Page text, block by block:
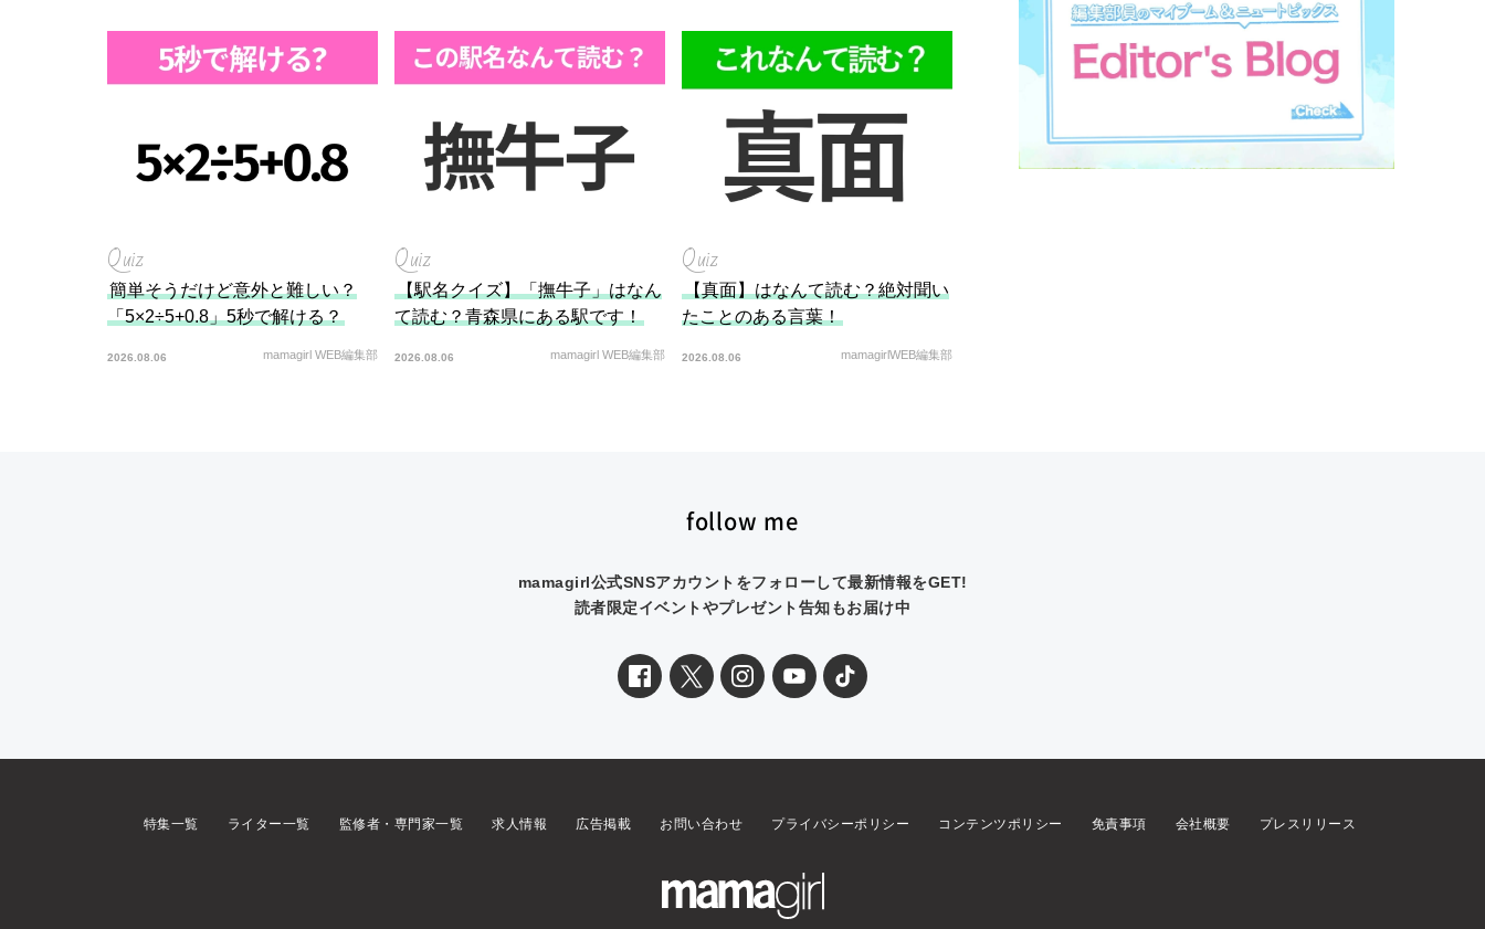
Quiz
簡単そうだけど意外と難しい？
「5×2÷5+0.8」5秒で解ける？
2026.08.06 mamagirl WEB編集部
Quiz
【駅名クイズ】「撫牛子」はなん
て読む？青森県にある駅です！
2026.08.06 mamagirl WEB編集部
Quiz
【真面】はなんて読む？絶対聞い
たことのある言葉！
2026.08.06 mamagirlWEB編集部
follow me
mamagirl公式SNSアカウントをフォローして最新情報をGET!
読者限定イベントやプレゼント告知もお届け中
特集一覧 ライター一覧 監修者・専門家一覧 求人情報 広告掲載 お問い合わせ プライバシーポリシー コンテンツポリシー 免責事項 会社概要 プレスリリース